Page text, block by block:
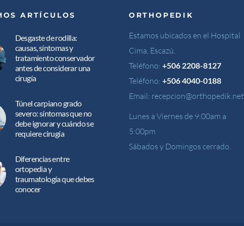
ARTÍCULOS
Desgaste de rodilla:
causas, síntomas y
tratamiento conservador
antes de considerar una
cirugía
Túnel carpiano grado
severo: síntomas que no
debe ignorar y cuándo se
requiere cirugía
Diferencias entre
ortopedia y
traumatología que debes
conocer
ORTHOPEDIK
Estamos ubicados en el Hospital
Cima, Escazú.
Teléfono: +506 2208-8127
Teléfono: +506 4040-0188
Email: recepcion@orthopedik.net
Lunes a Viernes de 9:00am a
5:00pm
Sábados y Domingos cerrado.